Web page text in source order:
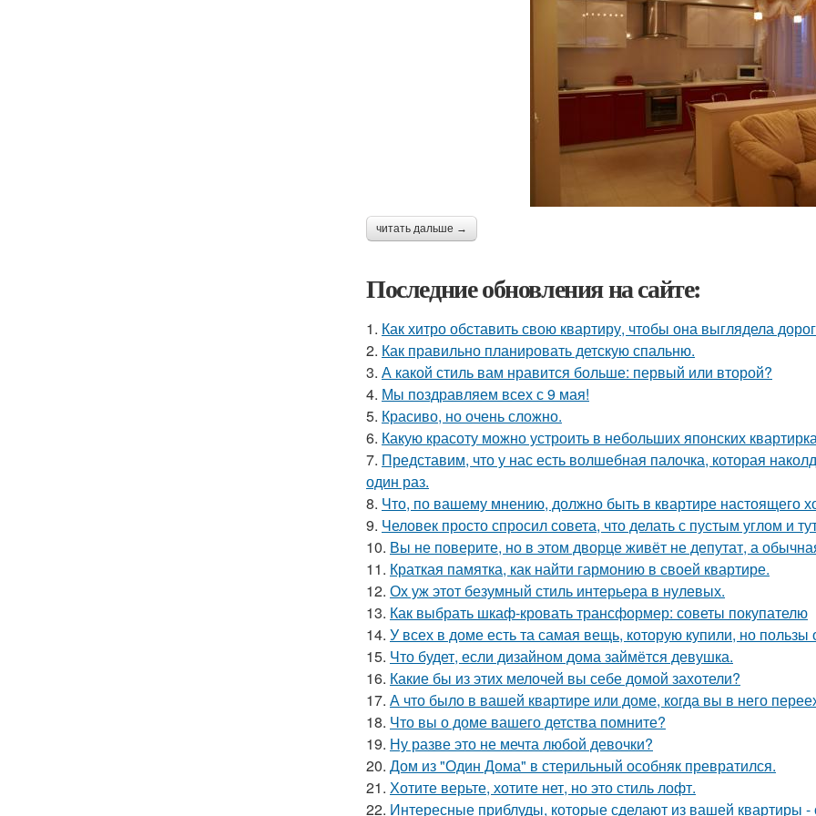
читать дальше →
Последние обновления на сайте:
1. Как хитро обставить свою квартиру, чтобы она выглядела
2. Как правильно планировать детскую спальню.
3. А какой стиль вам нравится больше: первый или второй?
4. Мы поздравляем всех с 9 мая!
5. Красиво, но очень сложно.
6. Какую красоту можно устроить в небольших японских
7. Представим, что у нас есть волшебная палочка, которая
один раз.
8. Что, по вашему мнению, должно быть в квартире настоящего
9. Человек просто спросил совета, что делать с пустым углом и
10. Вы не поверите, но в этом дворце живёт не депутат, а
11. Краткая памятка, как найти гармонию в своей квартире.
12. Ох уж этот безумный стиль интерьера в нулевых.
13. Как выбрать шкаф-кровать трансформер: советы покупателю
14. У всех в доме есть та самая вещь, которую купили, но пользы
15. Что будет, если дизайном дома займётся девушка.
16. Какие бы из этих мелочей вы себе домой захотели?
17. А что было в вашей квартире или доме, когда вы в него
18. Что вы о доме вашего детства помните?
19. Ну разве это не мечта любой девочки?
20. Дом из "Один Дома" в стерильный особняк превратился.
21. Хотите верьте, хотите нет, но это стиль лофт.
22. Интересные приблуды, которые сделают из вашей квартиры -